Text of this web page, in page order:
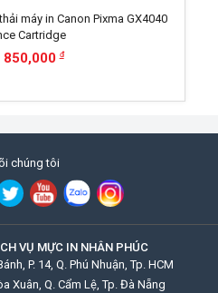
máy in Canon Pixma GX4040
Cartridge
850,000đ
chúng tôi
VỤ MỰC IN NHÂN PHÚC
P. 14, Q. Phú Nhuận, Tp. HCM
Xuân, Q. Cẩm Lệ, Tp. Đà Nẵng